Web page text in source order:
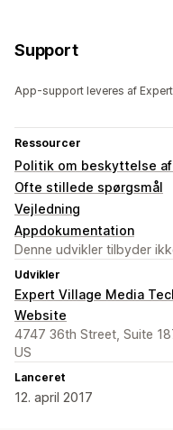
Support
App-support leveres af
Ressourcer
Politik om beskyttelse
Ofte stillede spørgsmål
Vejledning
Appdokumentation
Denne udvikler tilbyder
Udvikler
Expert Village Media
Website
4747 36th Street, Suite
US
Lanceret
12. april 2017